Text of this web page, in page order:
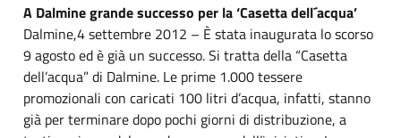
A Dalmine grande successo per la ‘Casetta dell´acqua’
Dalmine,4 settembre 2012 – È stata inaugurata lo scorso
9 agosto ed è già un successo. Si tratta della “Casetta
dell’acqua” di Dalmine. Le prime 1.000 tessere
promozionali con caricati 100 litri d’acqua, infatti, stanno
già per terminare dopo pochi giorni di distribuzione, a